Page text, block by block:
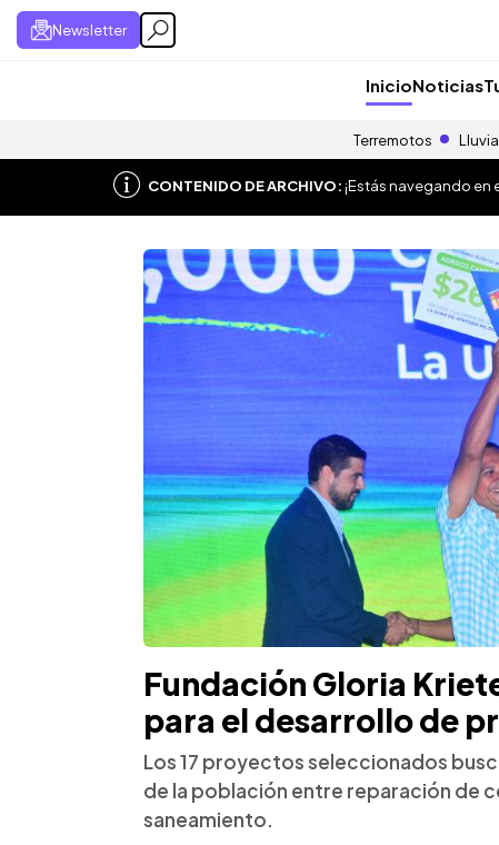
Newsletter
InicioNoticias
Terremotos
CONTENIDO DE ARCHIVO:¡Estás navegando en
Fundación Gloria
para el desarrollo de
Los 17 proyectos seleccionados
de la población entre reparación de
saneamiento.